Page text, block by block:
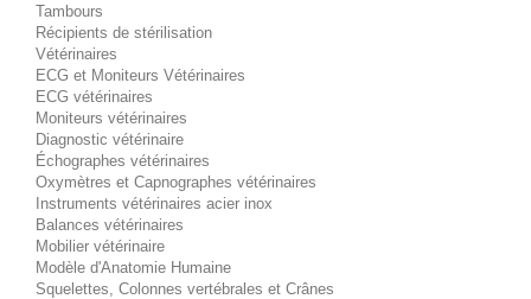
Tambours
Récipients de stérilisation
Vétérinaires
ECG et Moniteurs Vétérinaires
ECG vétérinaires
Moniteurs vétérinaires
Diagnostic vétérinaire
Échographes vétérinaires
Oxymètres et Capnographes vétérinaires
Instruments vétérinaires acier inox
Balances vétérinaires
Mobilier vétérinaire
Modèle d'Anatomie Humaine
Squelettes, Colonnes vertébrales et Crânes